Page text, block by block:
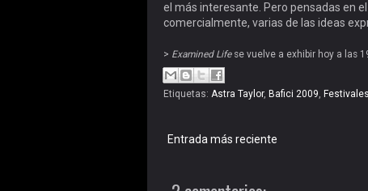
el más interesante. Pero pensadas en
comercialmente, varias de las ideas
> Examined Lifese vuelve a exhibir hoy a las
Etiquetas: Astra Taylor, Bafici 2009, Festivales
Entrada más reciente